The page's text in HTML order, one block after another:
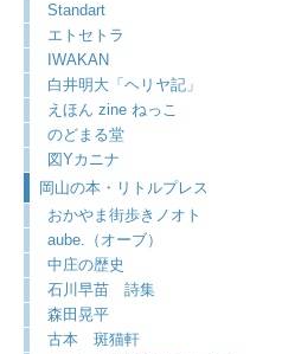
Standart
エトセトラ
IWAKAN
白井明大「ヘリヤ記」
えほん zine ねっこ
のどまる堂
図Yカニナ
岡山の本・リトルプレス
おかやま街歩きノオト
aube.（オーブ）
中庄の歴史
石川早苗 詩集
森田晃平
古本 斑猫軒